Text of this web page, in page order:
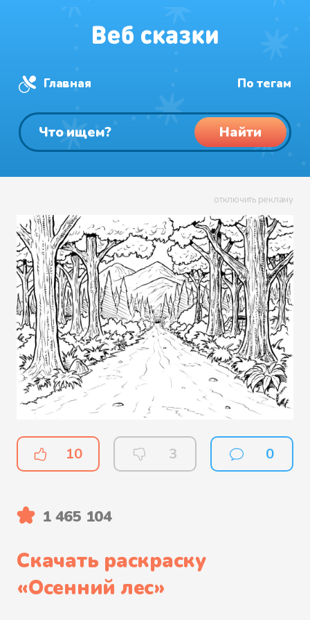
Главная По тегам
Найти
отключить рекламу
10 3 0
1 465 104
Скачать раскраску
«Осенний лес»